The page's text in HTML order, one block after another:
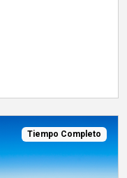
Tiempo Completo